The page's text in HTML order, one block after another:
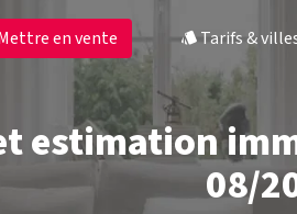
en vente Tarifs &
estimation
08/